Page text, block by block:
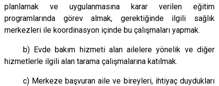
planlamak ve uygulanmasına karar verilen eğitim
programlarında görev almak, gerektiğinde ilgili sağlık
merkezleri ile koordinasyon içinde bu çalışmaları yapmak.
b) Evde bakım hizmeti alan ailelere yönelik ve diğer
hizmetlerle ilgili alan tarama çalışmalarına katılmak.
c) Merkeze başvuran aile ve bireyleri, ihtiyaç duydukları